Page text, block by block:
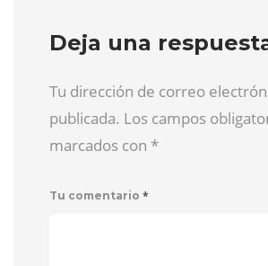
Deja una
Tu dirección de correo
publicada. Los campos
marcados con *
Tu comentario *